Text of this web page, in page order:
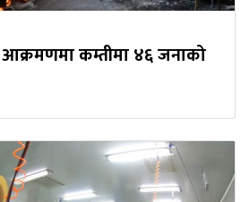
आक्रमणमा कम्तीमा ४६ जनाको